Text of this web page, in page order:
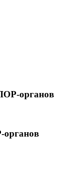
органов
органов